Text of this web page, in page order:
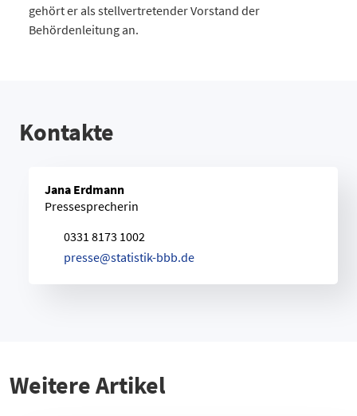
gehört er als stellvertretender Vorstand der
Behördenleitung an.
Kontakte
Jana Erdmann
Pressesprecherin
0331 8173 1002
presse@statistik-bbb.de
Weitere Artikel